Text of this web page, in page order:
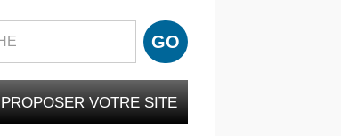
PROPOSER VOTRE SITE